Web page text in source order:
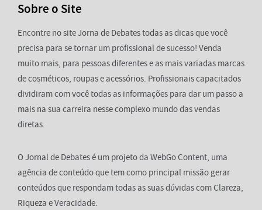
Sobre o Site
Encontre no site Jorna de Debates todas as dicas que você
precisa para se tornar um profissional de sucesso! Venda
muito mais, para pessoas diferentes e as mais variadas marcas
de cosméticos, roupas e acessórios. Profissionais capacitados
dividiram com você todas as informações para dar um passo a
mais na sua carreira nesse complexo mundo das vendas
diretas.
O Jornal de Debates é um projeto da WebGo Content, uma
agência de conteúdo que tem como principal missão gerar
conteúdos que respondam todas as suas dúvidas com Clareza,
Riqueza e Veracidade.